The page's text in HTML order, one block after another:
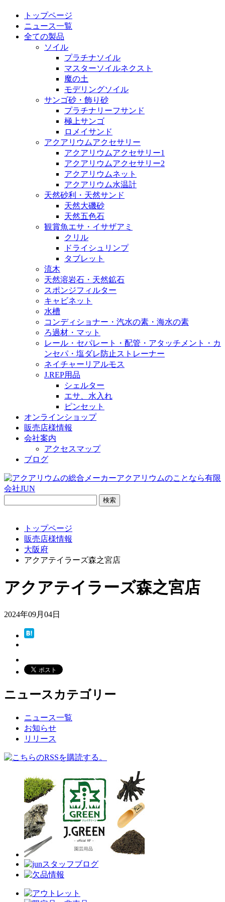
トップページ
ニュース一覧
全ての製品
ソイル
プラチナソイル
マスターソイルネクスト
魔の土
モデリングソイル
サンゴ砂・飾り砂
プラチナリーフサンド
極上サンゴ
ロメイサンド
アクアリウムアクセサリー
アクアリウムアクセサリー1
アクアリウムアクセサリー2
アクアリウムネット
アクアリウム水温計
天然砂利・天然サンド
天然大磯砂
天然五色石
観賞魚エサ・イサザアミ
クリル
ドライシュリンプ
タブレット
流木
天然溶岩石・天然鉱石
スポンジフィルター
キャビネット
水槽
コンディショナー・汽水の素・海水の素
ろ過材・マット
レール・セパレート・配管・アタッチメント・カ
ンセパ・塩ダレ防止ストレーナー
ネイチャーリアルモス
J.REP用品
シェルター
エサ、水入れ
ピンセット
オンラインショップ
販売店様情報
会社案内
アクセスマップ
ブログ
トップページ
販売店様情報
大阪府
アクアテイラーズ森之宮店
アクアテイラーズ森之宮店
2024年09月04日
ニュースカテゴリー
ニュース一覧
お知らせ
リリース